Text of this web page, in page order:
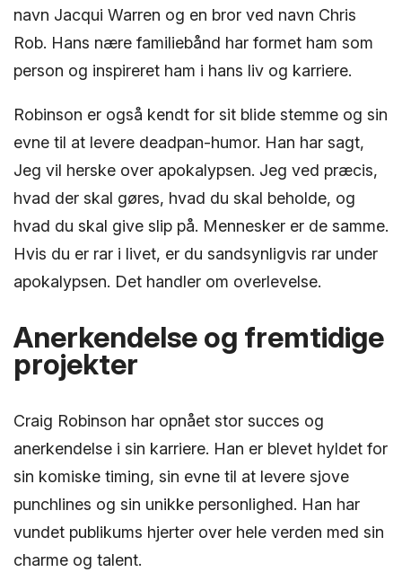
navn Jacqui Warren og en bror ved navn Chris
Rob. Hans nære familiebånd har formet ham som
person og inspireret ham i hans liv og karriere.
Robinson er også kendt for sit blide stemme og sin
evne til at levere deadpan-humor. Han har sagt,
Jeg vil herske over apokalypsen. Jeg ved præcis,
hvad der skal gøres, hvad du skal beholde, og
hvad du skal give slip på. Mennesker er de samme.
Hvis du er rar i livet, er du sandsynligvis rar under
apokalypsen. Det handler om overlevelse.
Anerkendelse og fremtidige
projekter
Craig Robinson har opnået stor succes og
anerkendelse i sin karriere. Han er blevet hyldet for
sin komiske timing, sin evne til at levere sjove
punchlines og sin unikke personlighed. Han har
vundet publikums hjerter over hele verden med sin
charme og talent.